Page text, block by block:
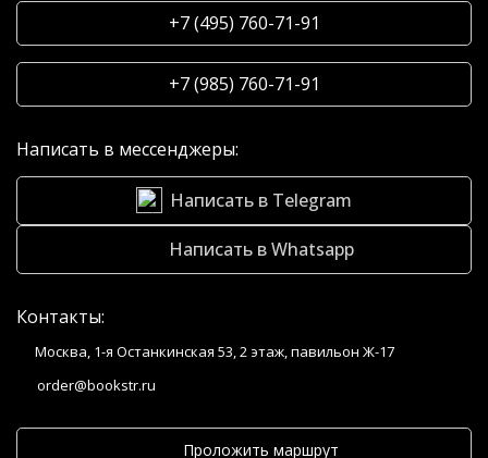
+7 (495) 760-71-91
+7 (985) 760-71-91
Написать в мессенджеры:
Написать в Telegram
Написать в Whatsapp
Контакты:
Москва, 1-я Останкинская 53, 2 этаж, павильон Ж-17
order@bookstr.ru
Проложить маршрут